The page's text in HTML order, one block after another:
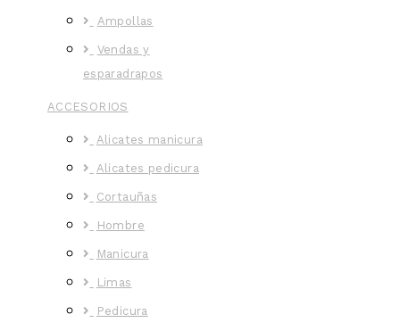
Ampollas
Vendas y
esparadrapos
ACCESORIOS
Alicates manicura
Alicates pedicura
Cortauñas
Hombre
Manicura
Limas
Pedicura